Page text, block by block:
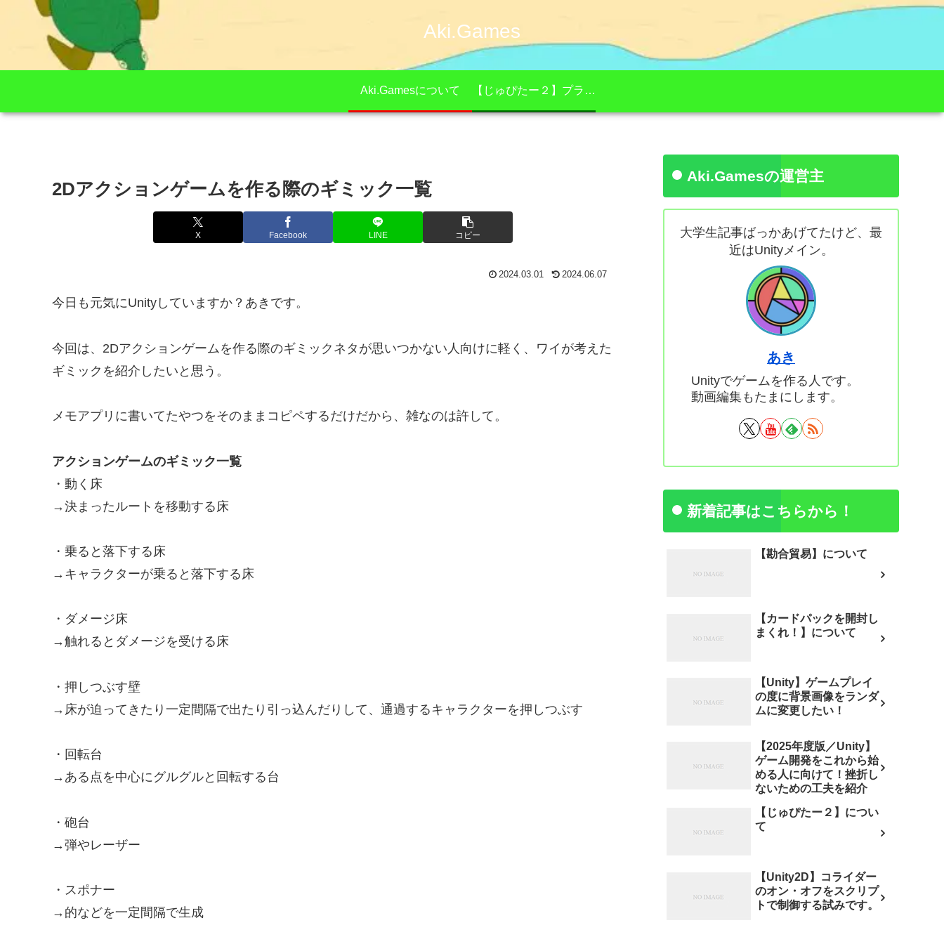
Aki.Games
Aki.Gamesについて 【じゅぴたー２】プライバシーポリシー
2Dアクションゲームを作る際のギミック一覧
X Facebook LINE コピー
2024.03.01 2024.06.07
今日も元気にUnityしていますか？あきです。
今回は、2Dアクションゲームを作る際のギミックネタが思いつかない人向けに軽く、ワイが考えた
ギミックを紹介したいと思う。
メモアプリに書いてたやつをそのままコピペするだけだから、雑なのは許して。
アクションゲームのギミック一覧
・動く床
→決まったルートを移動する床
・乗ると落下する床
→キャラクターが乗ると落下する床
・ダメージ床
→触れるとダメージを受ける床
・押しつぶす壁
→床が迫ってきたり一定間隔で出たり引っ込んだりして、通過するキャラクターを押しつぶす
・回転台
→ある点を中心にグルグルと回転する台
・砲台
→弾やレーザー
・スポナー
→的などを一定間隔で生成
Aki.Gamesの運営主
大学生記事ばっかあげてたけど、最
近はUnityメイン。
あき
Unityでゲームを作る人です。
動画編集もたまにします。
新着記事はこちらから！
【勘合貿易】について
【カードパックを開封し
まくれ！】について
【Unity】ゲームプレイ
の度に背景画像をランダ
ムに変更したい！
【2025年度版／Unity】
ゲーム開発をこれから始
める人に向けて！挫折し
ないための工夫を紹介
【じゅぴたー２】につい
て
【Unity2D】コライダー
のオン・オフをスクリプ
トで制御する試みです。